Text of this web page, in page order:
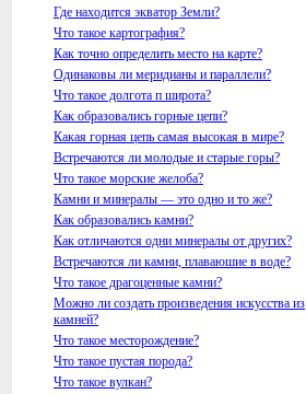
Где находится экватор Земли?
Что такое картография?
Как точно определить место на карте?
Одинаковы ли меридианы и параллели?
Что такое долгота п широта?
Как образовались горные цепи?
Какая горная цепь самая высокая в мире?
Встречаются ли молодые и старые горы?
Что такое морские желоба?
Камни и минералы — это одно и то же?
Как образовались камни?
Как отличаются одни минералы от других?
Встречаются ли камни, плаваюшие в воде?
Что такое драгоценные камни?
Можно ли создать произведения искусства из
камней?
Что такое месторождение?
Что такое пустая порода?
Что такое вулкан?